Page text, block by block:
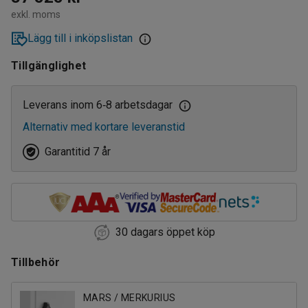
30
exkl. moms
Lägg till i inköpslistan
Tillgänglighet
Leverans inom 6‑8 arbetsdagar
Alternativ med kortare leveranstid
Garantitid 7 år
30 dagars öppet köp
Tillbehör
MARS / MERKURIUS